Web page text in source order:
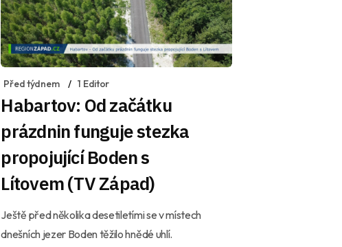
Před týdnem 1 Editor
Habartov: Od začátku
prázdnin funguje stezka
propojující Boden s
Lítovem (TV Západ)
Ještě před několika desetiletími se v místech
dnešních jezer Boden těžilo hnědé uhlí.